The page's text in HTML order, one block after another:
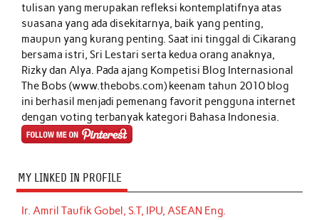
tulisan yang merupakan refleksi kontemplatifnya atas
suasana yang ada disekitarnya, baik yang penting,
maupun yang kurang penting. Saat ini tinggal di Cikarang
bersama istri, Sri Lestari serta kedua orang anaknya,
Rizky dan Alya. Pada ajang Kompetisi Blog Internasional
The Bobs (www.thebobs.com) keenam tahun 2010 blog
ini berhasil menjadi pemenang favorit pengguna internet
dengan voting terbanyak kategori Bahasa Indonesia.
MY LINKED IN PROFILE
Ir. Amril Taufik Gobel, S.T, IPU, ASEAN Eng.